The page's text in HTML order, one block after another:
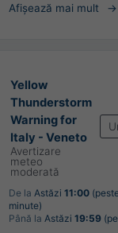
Afișează mai mult
Yellow
Thunderstorm
Warning for
Italy - Veneto
Avertizare
meteo
moderată
De la Astăzi 11:00
minute)
Până la Astăzi 19:59